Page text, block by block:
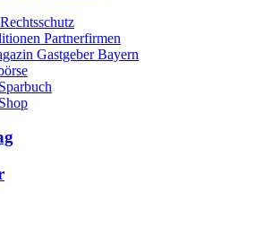
Partnerfirmen
Gastgeber Bayern